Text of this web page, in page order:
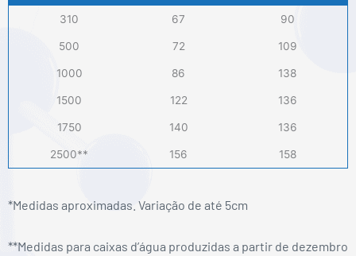
310 67 90
500 72 109
1000 86 138
1500 122 136
1750 140 136
2500** 156 158
*Medidas aproximadas. Variação de até 5cm
**Medidas para caixas d’água produzidas a partir de dezembro